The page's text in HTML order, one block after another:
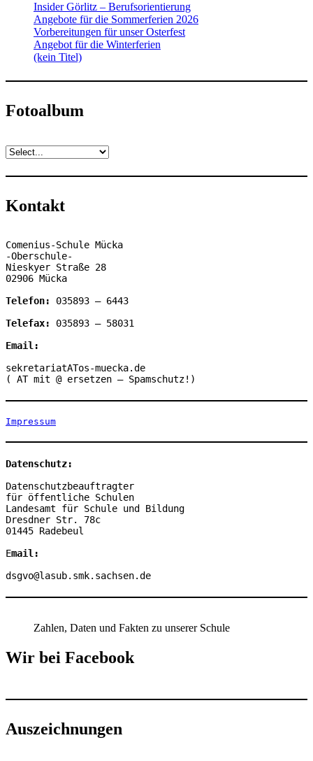
Insider Görlitz – Berufsorientierung
Angebote für die Sommerferien 2026
Vorbereitungen für unser Osterfest
Angebot für die Winterferien
(kein Titel)
Fotoalbum
Kontakt
Comenius-Schule Mücka
-Oberschule-
Nieskyer Straße 28
02906 Mücka
Telefon:
035893 – 6443
Telefax: 035893 – 58031
Email:
sekretariatATos-muecka.de
( AT mit @ ersetzen – Spamschutz!)
Impressum
Datenschutz:
Datenschutzbeauftragter
für öffentliche Schulen
Landesamt für Schule und Bildung
Dresdner Str. 78c
01445 Radebeul
Email:
dsgvo@lasub.smk.sachsen.de
Zahlen, Daten und Fakten zu unserer Schule
Wir bei Facebook
Auszeichnungen